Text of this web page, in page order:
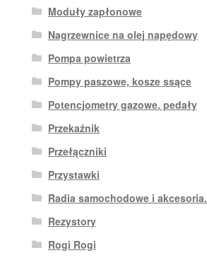
Moduły zapłonowe
Nagrzewnice na olej napędowy
Pompa powietrza
Pompy paszowe, kosze ssące
Potencjometry gazowe. pedały
Przekaźnik
Przełączniki
Przystawki
Radia samochodowe i akcesoria.
Rezystory
Rogi Rogi